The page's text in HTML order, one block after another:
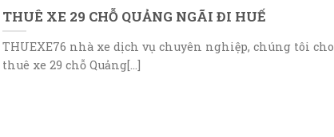
THUÊ XE 29 CHỖ QUẢNG NGÃI ĐI HUẾ
THUEXE76 nhà xe dịch vụ chuyên nghiệp, chúng tôi cho
thuê xe 29 chỗ Quảng[...]